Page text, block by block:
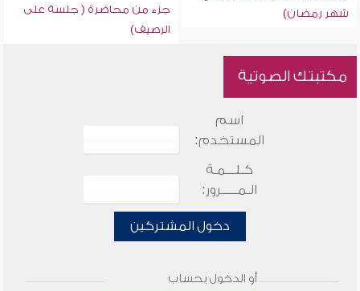
شهر رمضان)
جزء من محاضرة ( جلسة على
الرصيف)
مكتبتك الصوتية
اسم
المستخدم:
كـلـــمـة
الـمـــــرور:
دخول المشتركين
أو الدخول بحساب